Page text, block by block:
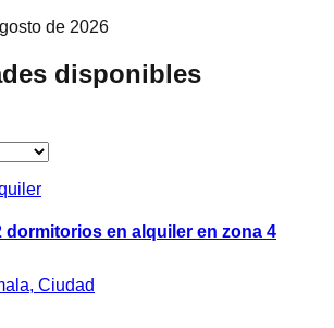
de 2026
disponibles
dormitorios en alquiler en zona 4
Ciudad